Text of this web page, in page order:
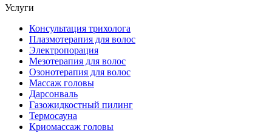
Услуги
Консультация трихолога
Плазмотерапия для волос
Электропорация
Мезотерапия для волос
Озонотерапия для волос
Массаж головы
Дарсонваль
Газожидкостный пилинг
Термосауна
Криомассаж головы